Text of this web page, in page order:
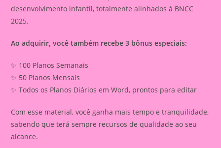
desenvolvimento infantil, totalmente alinhados à BNCC
2025.
Ao adquirir, você também recebe 3 bônus especiais:
✨ 100 Planos Semanais
✨ 50 Planos Mensais
✨ Todos os Planos Diários em Word, prontos para editar
Com esse material, você ganha mais tempo e tranquilidade,
sabendo que terá sempre recursos de qualidade ao seu
alcance.